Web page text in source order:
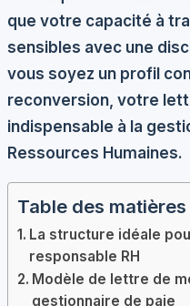
que votre capacité à
sensibles avec une
vous soyez un profil
reconversion, votre
indispensable à la
Ressources Humaines.
Table des matières
La structure idéale
responsable RH
Modèle de lettre de
gestionnaire de paie